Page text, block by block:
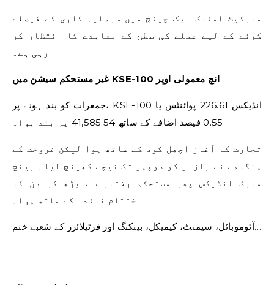
مارکیٹ اسٹاک ایکسچینج میں سرمایہ کاری کے فیصلے
کرنے کے لیے عملے کی سطح کے معاہدے کا انتظار کر
رہی ہے۔
غیر مستحکم سیشن میں KSE-100 انچ معمولی اوپر
جمعرات کو بند ہونے پر، KSE-100 انڈیکس 226.61 پوائنٹس یا
0.55 فیصد اضافے کے ساتھ 41,585.54 پر بند ہوا۔
تجارت کا آغاز اچھل کود کے ساتھ ہوا لیکن فروخت کے
ہنگامے نے بازار کو دوپہر تک نیچے کھینچ لیا۔ بینچ
مارک انڈیکس پھر مستحکم رفتار سے بڑھ کر دن کا
اختتام فائدہ کے ساتھ ہوا۔
آٹوموبائل، سیمنٹ، کیمیکل، بینکنگ اور فرٹیلائزر کے شعبے ختم…